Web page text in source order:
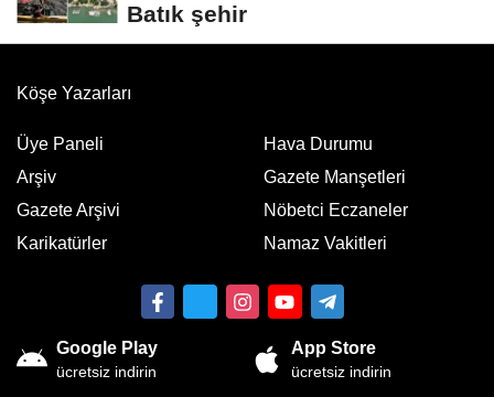
Batık şehir
Köşe Yazarları
Üye Paneli
Arşiv
Gazete Arşivi
Karikatürler
Hava Durumu
Gazete Manşetleri
Nöbetci Eczaneler
Namaz Vakitleri
Google Play
ücretsiz indirin
App Store
ücretsiz indirin